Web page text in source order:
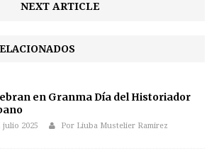
NEXT ARTICLE
en Granma Día del Historiador
julio 2025 Por Liuba Mustelier Ramirez